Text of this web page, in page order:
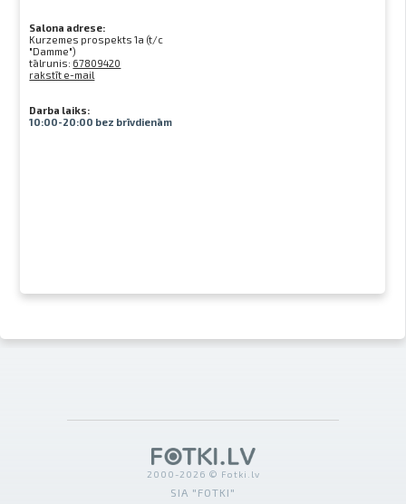
Salona adrese:
Kurzemes prospekts 1a (t/c
"Damme")
tālrunis: 67809420
rakstīt e-mail
Darba laiks:
10:00-20:00 bez brīvdienām
2000-2026 © Fotki.lv
SIA "FOTKI"